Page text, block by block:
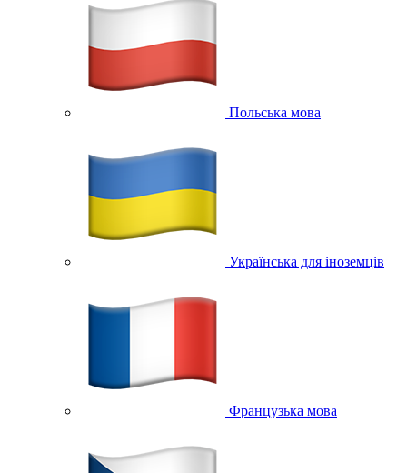
Польська мова
Українська для іноземців
Французька мова